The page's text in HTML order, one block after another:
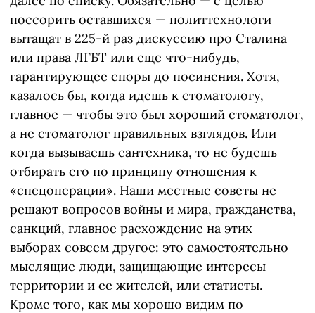
поссорить оставшихся — политтехнологи
вытащат в 225-й раз дискуссию про Сталина
или права ЛГБТ или еще что-нибудь,
гарантирующее споры до посинения. Хотя,
казалось бы, когда идешь к стоматологу,
главное — чтобы это был хороший стоматолог,
а не стоматолог правильных взглядов. Или
когда вызываешь сантехника, то не будешь
отбирать его по принципу отношения к
«спецоперации». Наши местные советы не
решают вопросов войны и мира, гражданства,
санкций, главное расхождение на этих
выборах совсем другое: это самостоятельно
мыслящие люди, защищающие интересы
территории и ее жителей, или статисты.
Кроме того, как мы хорошо видим по